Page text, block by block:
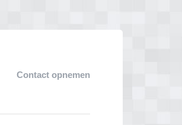
Contact opnemen